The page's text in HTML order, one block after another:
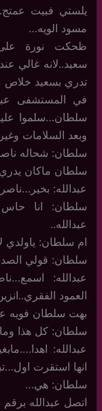
يلستي فبيت
مسود الويه…
ظحكت نورة
سعيد..لانه غالي
تدري بسعيد خلاص
في المستشفى
سلطان…سلموا
وبعد السلامات
سلطان: شحاله
سلطان ماكان يدري
عبدالله:
سلطان: انا
عبدالله..
ام سلطان: ياولدي
سلطان: قولي
عبدالله:
العمود
بهت سلطان فويه
سلطان: كل هذا
عبدالله:
انها استقرت
سلطان: هي…
اتصل عبدالله